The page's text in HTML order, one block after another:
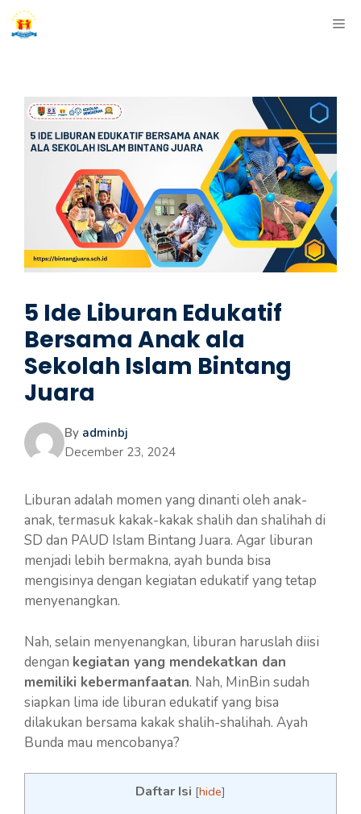
Skip
to
5 Ide Liburan Edukatif
Bersama Anak ala
Sekolah Islam Bintang
Juara
By adminbj
December 23, 2024
Liburan adalah momen yang dinanti oleh anak-
anak, termasuk kakak-kakak shalih dan shalihah di
SD dan PAUD Islam Bintang Juara. Agar liburan
menjadi lebih bermakna, ayah bunda bisa
mengisinya dengan kegiatan edukatif yang tetap
menyenangkan.
Nah, selain menyenangkan, liburan haruslah diisi
dengan kegiatan yang mendekatkan dan
memiliki kebermanfaatan. Nah, MinBin sudah
siapkan lima ide liburan edukatif yang bisa
dilakukan bersama kakak shalih-shalihah. Ayah
Bunda mau mencobanya?
Daftar Isi [hide]